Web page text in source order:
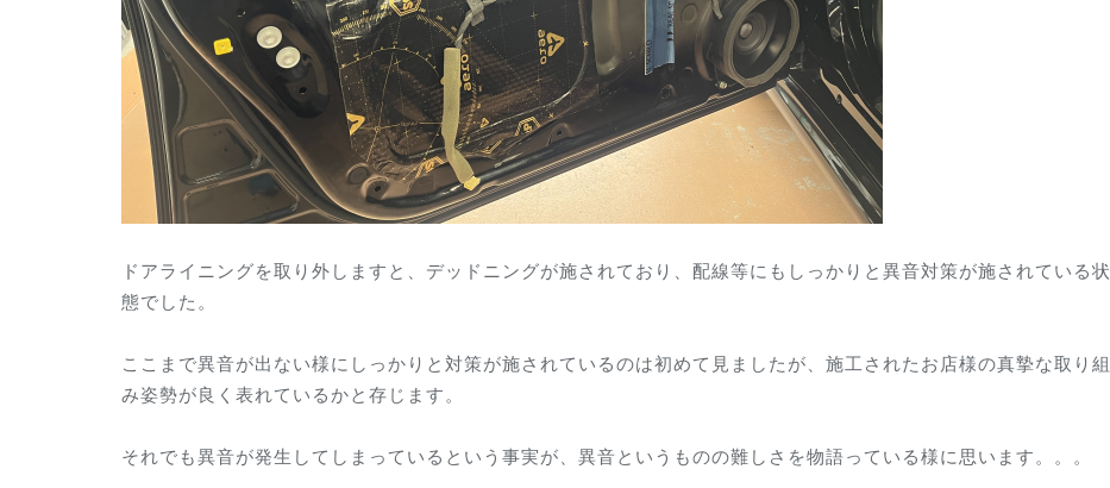
ドアライニングを取り外しますと、デッドニングが施されており、配線等にもしっかりと異音対策が施されている状
態でした。
ここまで異音が出ない様にしっかりと対策が施されているのは初めて見ましたが、施工されたお店様の真摯な取り組
み姿勢が良く表れているかと存じます。
それでも異音が発生してしまっているという事実が、異音というものの難しさを物語っている様に思います。。。